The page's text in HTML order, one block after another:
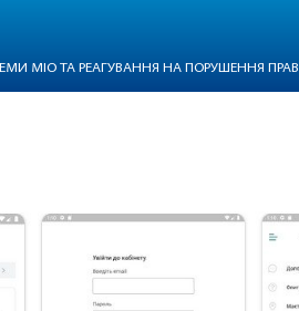
МІО ТА РЕАГУВАННЯ НА ПОРУШЕННЯ ПРАВ